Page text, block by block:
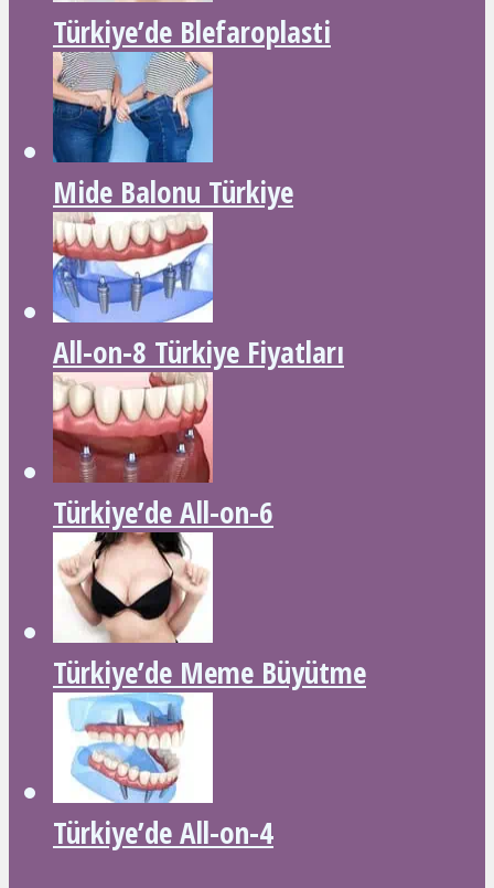
Türkiye’de Blefaroplasti
Mide Balonu Türkiye
All-on-8 Türkiye Fiyatları
Türkiye’de All-on-6
Türkiye’de Meme Büyütme
Türkiye’de All-on-4